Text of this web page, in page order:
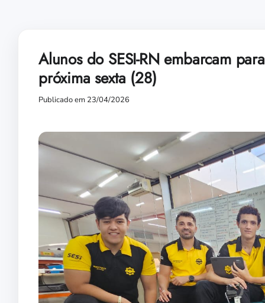
Alunos do SESI-RN embarcam
próxima sexta (28)
Publicado em 23/04/2026